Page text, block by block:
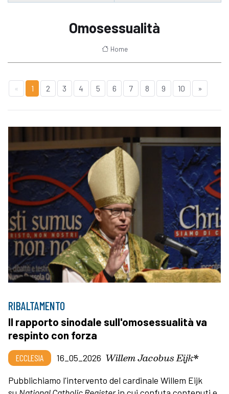
Omosessualità
Home
« 1 2 3 4 5 6 7 8 9 10 »
RIBALTAMENTO
Il rapporto sinodale sull'omosessualità va
respinto con forza
ECCLESIA 16_05_2026 Willem Jacobus Eijk*
Pubblichiamo l'intervento del cardinale Willem Eijk